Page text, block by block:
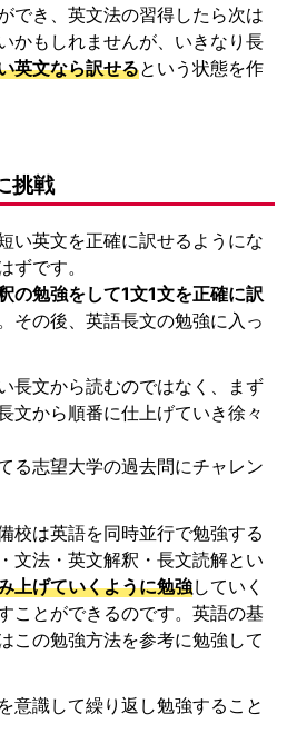
でき、英文法の習得したら次は
かもしれませんが、いきなり長
英文なら訳せるという状態を作
挑戦
い英文を正確に訳せるようにな
ずです。
の勉強をして1文1文を正確に訳
その後、英語長文の勉強に入っ
長文から読むのではなく、まず
文から順番に仕上げていき徐々
る志望大学の過去問にチャレン
校は英語を同時並行で勉強する
文法・英文解釈・長文読解とい
上げていくように勉強していく
ことができるのです。英語の基
この勉強方法を参考に勉強して
意識して繰り返し勉強すること